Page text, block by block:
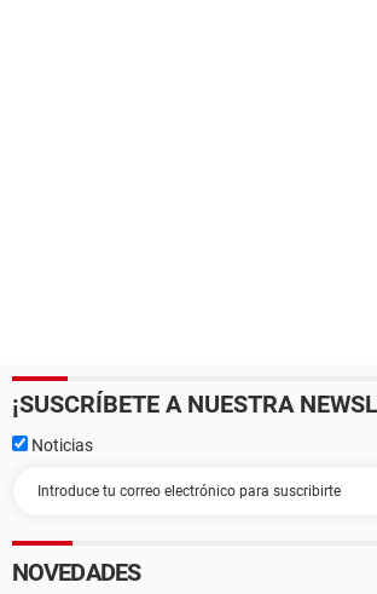
¡SUSCRÍBETE A NUESTRA
Noticias
NOVEDADES